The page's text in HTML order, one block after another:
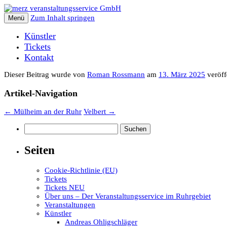
Menü Zum Inhalt springen
Künstler
Tickets
Kontakt
Dieser Beitrag wurde von Roman Rossmann am 13. März 2025
Artikel-Navigation
← Mülheim an der Ruhr Velbert →
nach:
Seiten
Cookie-Richtlinie (EU)
Tickets
Tickets NEU
Über uns – Der Veranstaltungsservice im Ruhrgebiet
Veranstaltungen
Künstler
Andreas Ohligschläger